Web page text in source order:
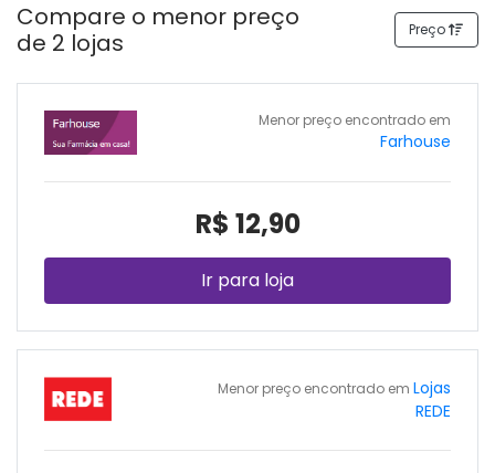
Compare o menor preço
de 2 lojas
Preço
Menor preço encontrado em
Farhouse
R$ 12,90
Ir para loja
Menor preço encontrado em Lojas
REDE